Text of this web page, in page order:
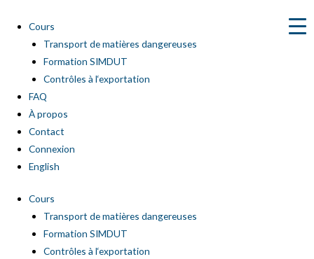
contenu
Cours
Transport de matières dangereuses
Formation SIMDUT
Contrôles à l‘exportation
FAQ
À propos
Contact
Connexion
English
Cours
Transport de matières dangereuses
Formation SIMDUT
Contrôles à l‘exportation